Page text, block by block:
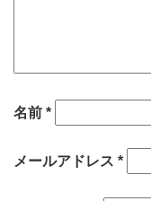
名前 *
メールアドレス *